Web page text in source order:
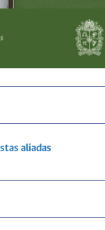
aliadas